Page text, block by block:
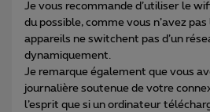
Je vous recommande d’utiliser le
du possible, comme vous n’avez
appareils ne switchent pas d’un
dynamiquement.
Je remarque également que vous
journalière soutenue de votre
l’esprit que si un ordinateur